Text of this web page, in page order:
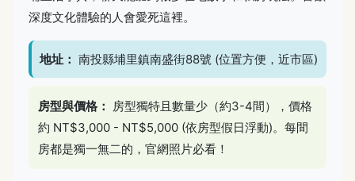
深度文化體驗的人會愛死這裡。
地址： 南投縣埔里鎮南盛街88號 (位置方便，近市區)
房型與價格：
房型獨特且數量少（約3-4間），價格
約 NT$3,000 - NT$5,000 (依房型假日浮動)。每間
房都是獨一無二的，官網照片必看！